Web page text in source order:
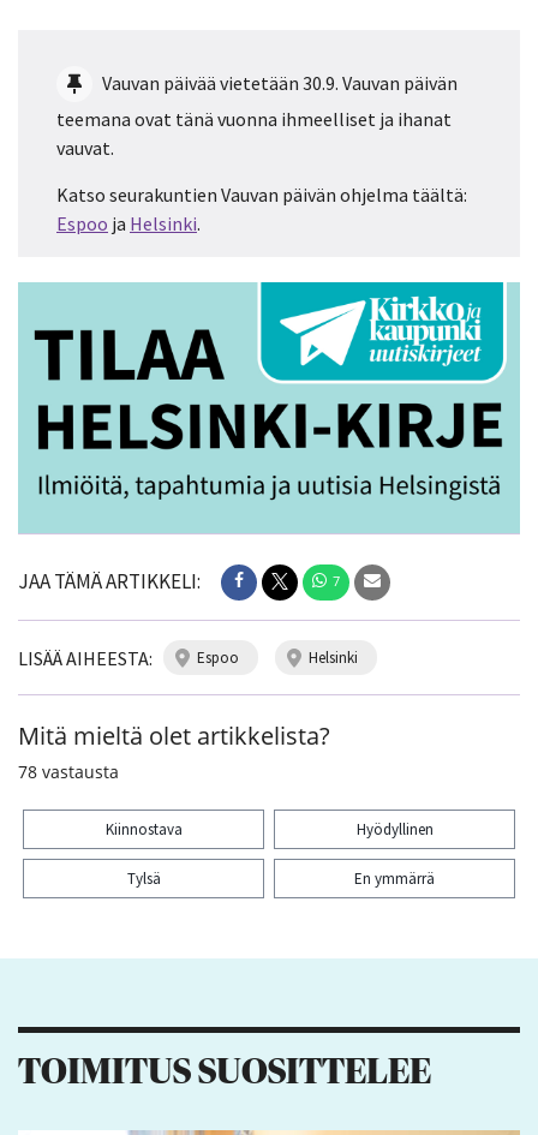
Vauvan päivää vietetään 30.9. Vauvan päivän
teemana ovat tänä vuonna ihmeelliset ja ihanat
vauvat.
Katso seurakuntien Vauvan päivän ohjelma täältä:
Espoo ja Helsinki.
JAA TÄMÄ ARTIKKELI: 7
LISÄÄ AIHEESTA: espoo helsinki
Mitä mieltä olet artikkelista?
78 vastausta
Kiinnostava Hyödyllinen
Tylsä En ymmärrä
TOIMITUS SUOSITTELEE